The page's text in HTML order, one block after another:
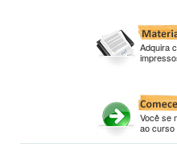
Adquira
Você se
ao curso